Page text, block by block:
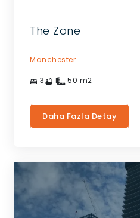
The Zone
Manchester
3 1 50 m2
Daha Fazla Detay